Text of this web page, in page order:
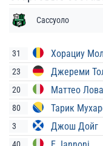
Сассуоло
31 Хорациу
23 Джереми
20 Маттео
80 Тарик
3 Джош Дойг